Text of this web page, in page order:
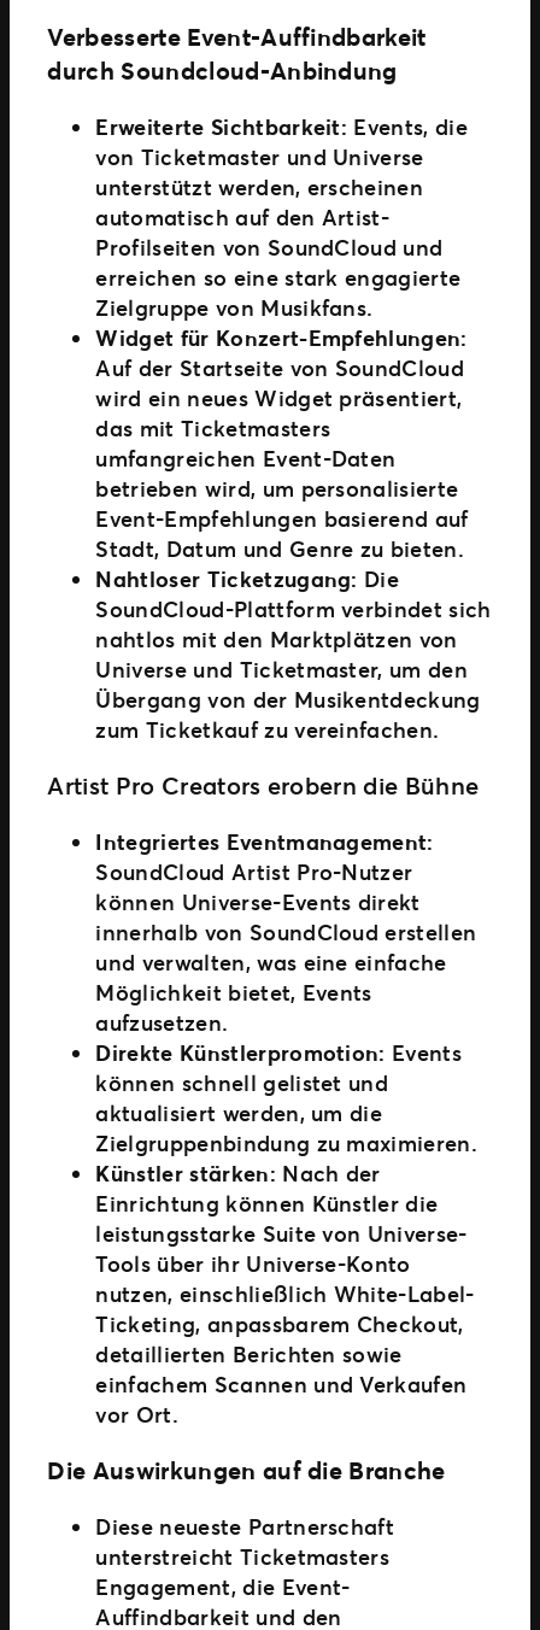
Verbesserte Event-Auffindbarkeit
durch Soundcloud-Anbindung
Erweiterte Sichtbarkeit: Events, die
von Ticketmaster und Universe
unterstützt werden, erscheinen
automatisch auf den Artist-
Profilseiten von SoundCloud und
erreichen so eine stark engagierte
Zielgruppe von Musikfans.
Widget für Konzert-Empfehlungen:
Auf der Startseite von SoundCloud
wird ein neues Widget präsentiert,
das mit Ticketmasters
umfangreichen Event-Daten
betrieben wird, um personalisierte
Event-Empfehlungen basierend auf
Stadt, Datum und Genre zu bieten.
Nahtloser Ticketzugang: Die
SoundCloud-Plattform verbindet sich
nahtlos mit den Marktplätzen von
Universe und Ticketmaster, um den
Übergang von der Musikentdeckung
zum Ticketkauf zu vereinfachen.
Artist Pro Creators erobern die Bühne
Integriertes Eventmanagement:
SoundCloud Artist Pro-Nutzer
können Universe-Events direkt
innerhalb von SoundCloud erstellen
und verwalten, was eine einfache
Möglichkeit bietet, Events
aufzusetzen.
Direkte Künstlerpromotion: Events
können schnell gelistet und
aktualisiert werden, um die
Zielgruppenbindung zu maximieren.
Künstler stärken: Nach der
Einrichtung können Künstler die
leistungsstarke Suite von Universe-
Tools über ihr Universe-Konto
nutzen, einschließlich White-Label-
Ticketing, anpassbarem Checkout,
detaillierten Berichten sowie
einfachem Scannen und Verkaufen
vor Ort.
Die Auswirkungen auf die Branche
Diese neueste Partnerschaft
unterstreicht Ticketmasters
Engagement, die Event-
Auffindbarkeit und den